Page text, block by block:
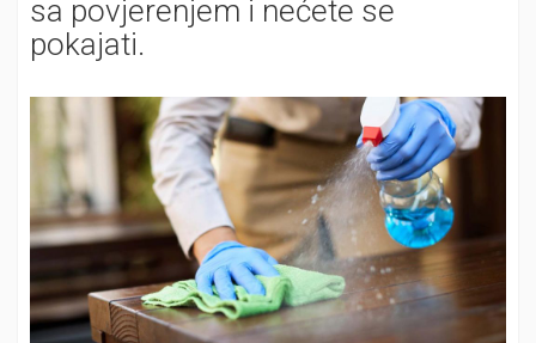
sa povjerenjem i nećete se
pokajati.